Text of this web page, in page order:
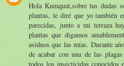
Hola Kumquat,sobre tus dudas
plantas, te diré que yo también
parecidas, junto a mi terraza
plantas que digamos
asiduos que las mías. Durante
de acabar con una de las
todos los insecticidas conocidos